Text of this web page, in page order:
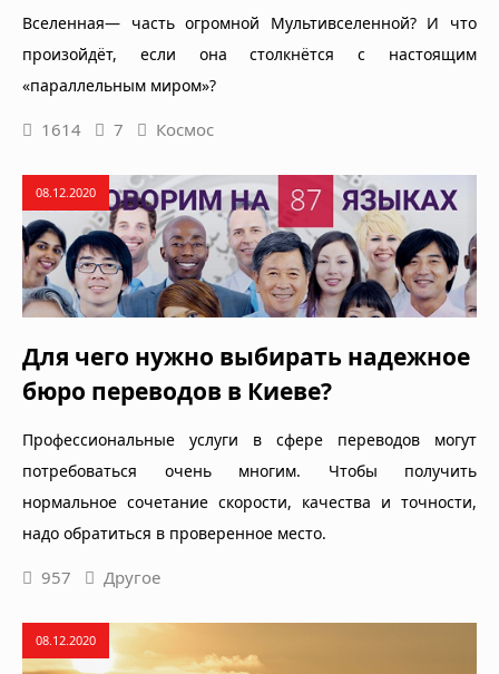
Вселенная— часть огромной Мультивселенной? И что
произойдёт, если она столкнётся с настоящим
«параллельным миром»?
1614 7 Космос
08.12.2020
Для чего нужно выбирать надежное
бюро переводов в Киеве?
Профессиональные услуги в сфере переводов могут
потребоваться очень многим. Чтобы получить
нормальное сочетание скорости, качества и точности,
надо обратиться в проверенное место.
957 Другое
08.12.2020